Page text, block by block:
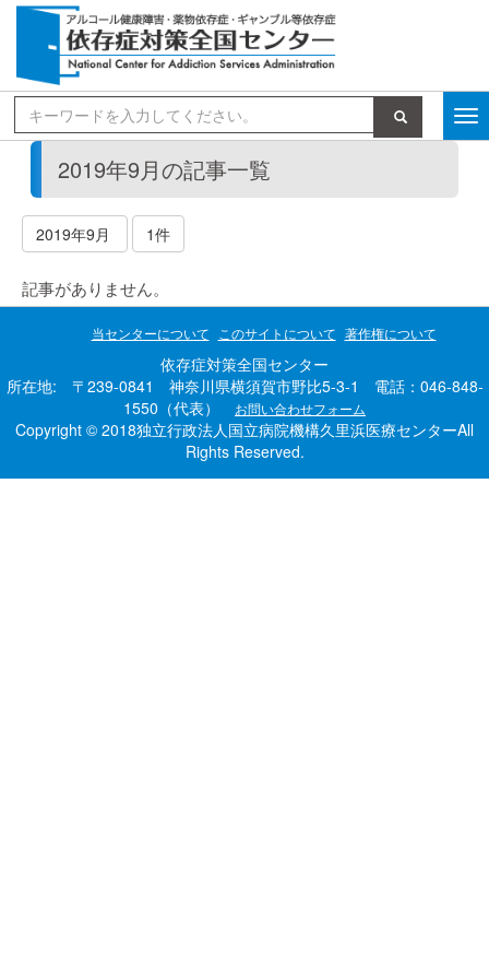
検索
2019年9月の記事一覧
2019年9月 1件
記事がありません。
当センターについて このサイトについて 著作権について
依存症対策全国センター
所在地: 〒239-0841 神奈川県横須賀市野比5-3-1 電話：046-848-
1550（代表）
お問い合わせフォーム
Copyright © 2018独立行政法人国立病院機構久里浜医療センターAll
Rights Reserved.